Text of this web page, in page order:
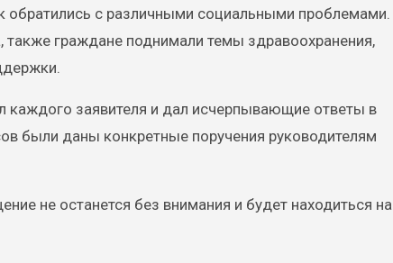
с различными социальными проблемами.
граждане поднимали темы здравоохранения,
каждого заявителя и дал исчерпывающие ответы в
были даны конкретные поручения руководителям
не останется без внимания и будет находиться на